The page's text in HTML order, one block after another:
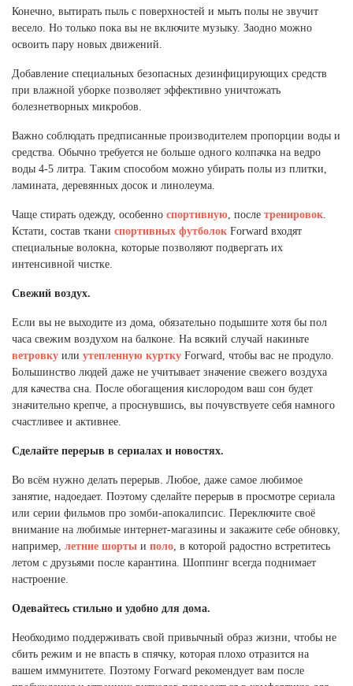
Конечно, вытирать пыль с поверхностей и мыть полы не звучит
весело. Но только пока вы не включите музыку. Заодно можно
освоить пару новых движений.
Добавление специальных безопасных дезинфицирующих средств
при влажной уборке позволяет эффективно уничтожать
болезнетворных микробов.
Важно соблюдать предписанные производителем пропорции воды и
средства. Обычно требуется не больше одного колпачка на ведро
воды 4-5 литра. Таким способом можно убирать полы из плитки,
ламината, деревянных досок и линолеума.
Чаще стирать одежду, особенно спортивную, после тренировок.
Кстати, состав ткани спортивных футболок Forward входят
специальные волокна, которые позволяют подвергать их
интенсивной чистке.
Свежий воздух.
Если вы не выходите из дома, обязательно подышите хотя бы пол
часа свежим воздухом на балконе. На всякий случай накиньте
ветровку или утепленную куртку Forward, чтобы вас не продуло.
Большинство людей даже не учитывает значение свежего воздуха
для качества сна. После обогащения кислородом ваш сон будет
значительно крепче, а проснувшись, вы почувствуете себя намного
счастливее и активнее.
Сделайте перерыв в сериалах и новостях.
Во всём нужно делать перерыв. Любое, даже самое любимое
занятие, надоедает. Поэтому сделайте перерыв в просмотре сериала
или серии фильмов про зомби-апокалипсис. Переключите своё
внимание на любимые интернет-магазины и закажите себе обновку,
например, летние шорты и поло, в которой радостно встретитесь
летом с друзьями после карантина. Шоппинг всегда поднимает
настроение.
Одевайтесь стильно и удобно для дома.
Необходимо поддерживать свой привычный образ жизни, чтобы не
сбить режим и не впасть в спячку, которая плохо отразится на
вашем иммунитете. Поэтому Forward рекомендует вам после